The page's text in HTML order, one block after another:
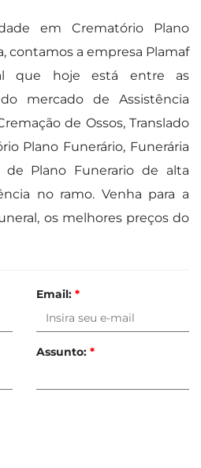
em Crematório Plano
contamos a empresa Plamaf
que hoje está entre as
mercado de Assistência
de Ossos, Translado
Plano Funerário, Funerária
de Plano Funerario de alta
no ramo. Venha para a
os melhores preços do
Email: *
Assunto: *